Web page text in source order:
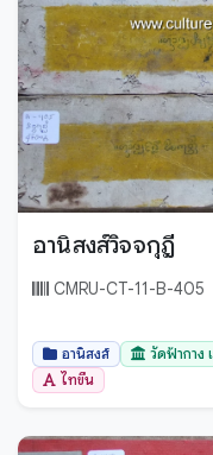
อานิสงส์วิจจกุฎี
CMRU-CT-11-B-405
อานิสงส์ วัดฟ้ากาง
ไทขึน